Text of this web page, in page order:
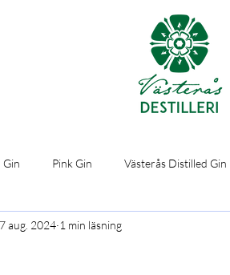
Gin Pink Gin Västerås Distilled Gin
aug. 2024 1 min läsning